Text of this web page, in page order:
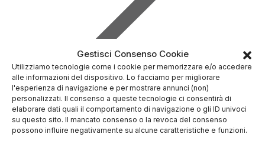
Gestisci Consenso Cookie
Utilizziamo tecnologie come i cookie per memorizzare e/o accedere
alle informazioni del dispositivo. Lo facciamo per migliorare
l'esperienza di navigazione e per mostrare annunci (non)
personalizzati. Il consenso a queste tecnologie ci consentirà di
elaborare dati quali il comportamento di navigazione o gli ID univoci
su questo sito. Il mancato consenso o la revoca del consenso
possono influire negativamente su alcune caratteristiche e funzioni.
Recensioni
✓ Sicurezza Gruppo Bancario
Svizzero